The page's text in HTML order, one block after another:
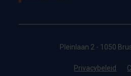
Pleinlaan 2 - 1050
Privacybeleid